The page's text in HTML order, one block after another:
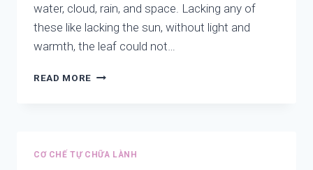
water, cloud, rain, and space. Lacking any of
these like lacking the sun, without light and
warmth, the leaf could not…
READ MORE BUDDHA’S
CƠ CHẾ TỰ CHỮA LÀNH